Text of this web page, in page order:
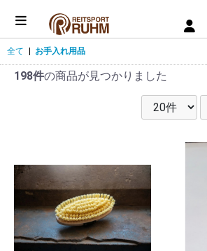
全て お手入れ用品
198件の商品が見つかりました